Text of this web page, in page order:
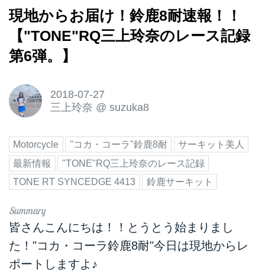
現地からお届け！鈴鹿8耐速報！！
【"TONE"RQ三上玲奈のレース記録
第6弾。】
2018-07-27
三上玲奈 @ suzuka8
Motorcycle "コカ・コーラ"鈴鹿8耐
サーキット美人
最新情報
"TONE"RQ三上玲奈のレース記録
TONE RT SYNCEDGE 4413
鈴鹿サーキット
皆さんこんにちは！！とうとう始まりまし
た！"コカ・コーラ鈴鹿8耐"今日は現地からレ
ポートしますよ♪